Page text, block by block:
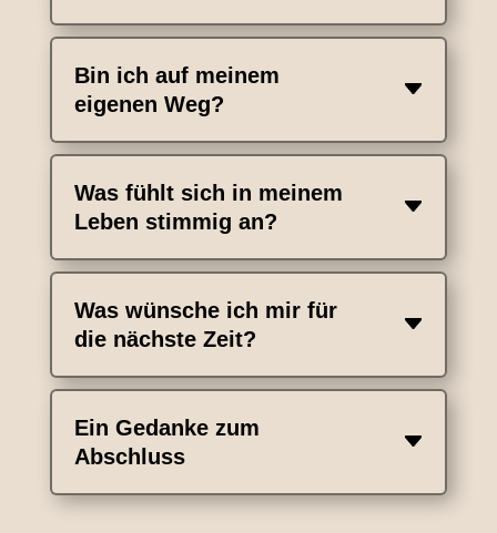
Bin ich auf meinem
eigenen Weg?
Was fühlt sich in meinem
Leben stimmig an?
Was wünsche ich mir für
die nächste Zeit?
Ein Gedanke zum
Abschluss